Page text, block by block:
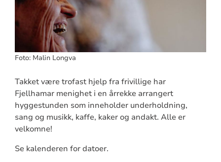
Foto: Malin Longva
Takket være trofast hjelp fra frivillige har
Fjellhamar menighet i en årrekke arrangert
hyggestunden som inneholder underholdning,
sang og musikk, kaffe, kaker og andakt. Alle er
velkomne!
Se kalenderen for datoer.